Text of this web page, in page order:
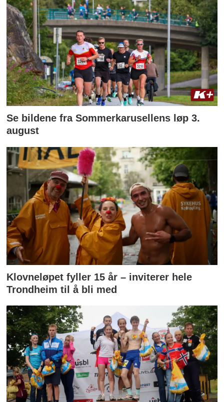
Se bildene fra Sommerkarusellens løp 3.
august
Klovneløpet fyller 15 år – inviterer hele
Trondheim til å bli med